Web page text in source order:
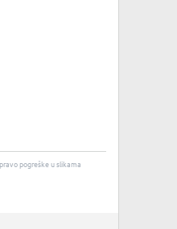
pogreške u slikama